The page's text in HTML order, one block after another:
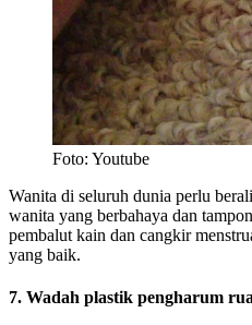
Foto: Youtube
Wanita di seluruh dunia perlu
wanita yang berbahaya dan
pembalut kain dan cangkir
yang baik.
7. Wadah plastik pengharum